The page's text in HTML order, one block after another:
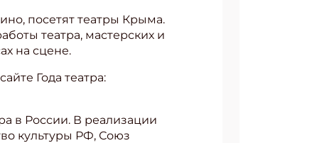
посетят театры Крыма.
театра, мастерских и
на сцене.
Года театра:
в России. В реализации
культуры РФ, Союз